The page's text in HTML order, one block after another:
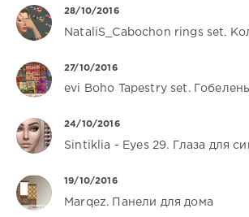
28/10/2016
NataliS_Cabochon rings set.
27/10/2016
evi Boho Tapestry set.
24/10/2016
Sintiklia - Eyes 29. Глаза для
19/10/2016
Marqez. Панели для дома